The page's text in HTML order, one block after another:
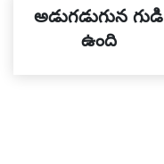
అడుగడుగున గుడి
ఉంది